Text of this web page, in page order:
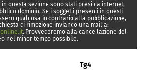
questa sezione sono stati presi da internet,
dominio. Se i soggetti presenti in questi
qualcosa in contrario alla pubblicazione,
di rimozione inviando una mail a:
. Provvederemo alla cancellazione del
nel minor tempo possibile.
Tg4